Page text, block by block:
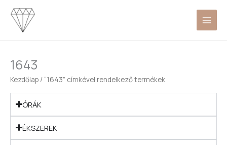
Skip
content
1643
Kezdőlap / “1643” címkével rendelkező termékek
ÓRÁK
ÉKSZEREK